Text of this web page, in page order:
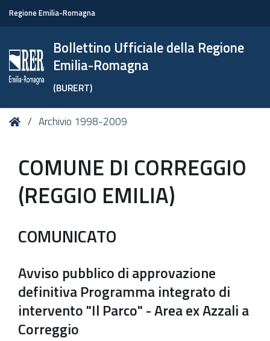
Regione Emilia-Romagna
Bollettino Ufficiale della Regione
Emilia-Romagna
(BURERT)
Tu HomeArchivio 1998-2009
COMUNE DI CORREGGIO
(REGGIO EMILIA)
COMUNICATO
Avviso pubblico di approvazione
definitiva Programma integrato di
intervento "Il Parco" - Area ex Azzali a
Correggio